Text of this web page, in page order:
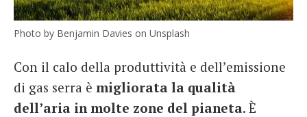
Photo by Benjamin Davies on Unsplash
Con il calo della produttività e dell’emissione
di gas serra è migliorata la qualità
dell’aria in molte zone del pianeta. È